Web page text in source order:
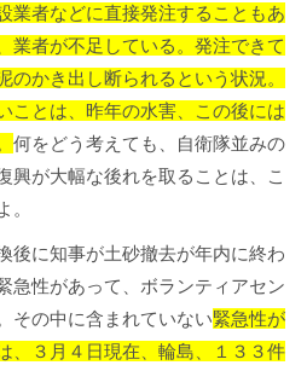
業者などに直接発注することもあ
業者が不足している。発注できて
のかき出し断られるという状況。
ことは、昨年の水害、この後には
何をどう考えても、自衛隊並みの
興が大幅な後れを取ることは、こ
。
後に知事が土砂撤去が年内に終わ
急性があって、ボランティアセン
その中に含まれていない緊急性が
、３月４日現在、輪島、１３３件